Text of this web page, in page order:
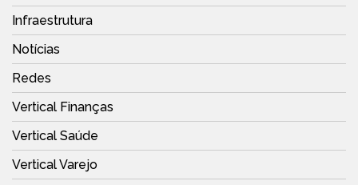
Infraestrutura
Notícias
Redes
Vertical Finanças
Vertical Saúde
Vertical Varejo